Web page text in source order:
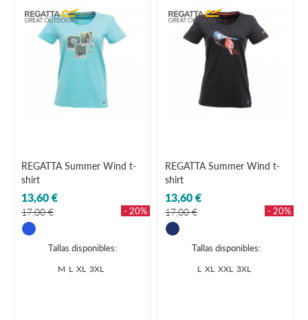
REGATTA Summer Wind t-
shirt
13,60 €
17,00 € - 20%
Tallas disponibles:
M L XL 3XL
REGATTA Summer Wind t-
shirt
13,60 €
17,00 € - 20%
Tallas disponibles:
L XL XXL 3XL